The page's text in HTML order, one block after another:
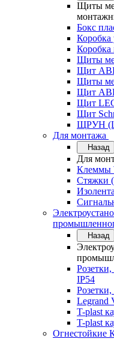
Щиты
Бокс
Коробка
Коробка
Щиты
Щит
Щиты
Щит
Щит
Щит
ЩРУН
Для монтажа
Назад
Для
Клеммы
Стяжки
Назад
IP54
Legrand
T-plast
T-plast
Огнестойкие